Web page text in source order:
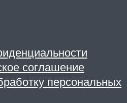
соглашение
персональных